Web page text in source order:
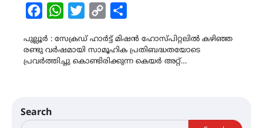
FacebookWhatsAppTwitterCopy
പുല്ലൂർ : സേക്രഡ് ഹാർട്ട് മിഷൻ ഹോസ്പിറ്റലിൽ കഴിഞ്ഞ
രണ്ടു വർഷമായി സാമൂഹിക പ്രതിബദ്ധതയോടെ
പ്രവർത്തിച്ചു കൊണ്ടിരിക്കുന്ന കെയർ അറ്റ്…
Search